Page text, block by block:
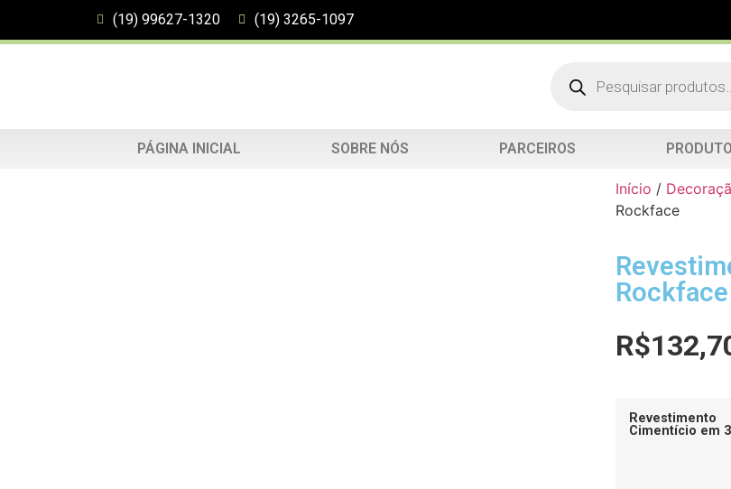
(19) 99627-1320 (19) 3265-1097
PÁGINA INICIAL SOBRE NÓS PARCEIROS
Início /
Rockface
Rockface
R$
Revestimento
Cimentício em